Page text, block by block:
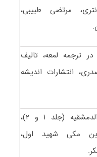
مرتضی طبیبی،
ترجمه لمعه، تالیف
انتشارات اندیشه
کتاب اللمعه الدمشقیه (جلد ۱ و ۲)،
مکی شهید اول،